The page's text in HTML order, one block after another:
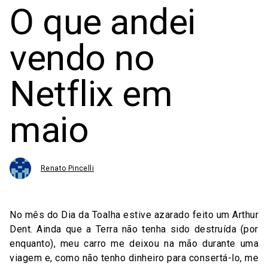
O que andei
vendo no
Netflix em
maio
Renato Pincelli
No mês do Dia da Toalha estive azarado feito um Arthur
Dent. Ainda que a Terra não tenha sido destruída (por
enquanto), meu carro me deixou na mão durante uma
viagem e, como não tenho dinheiro para consertá-lo, me